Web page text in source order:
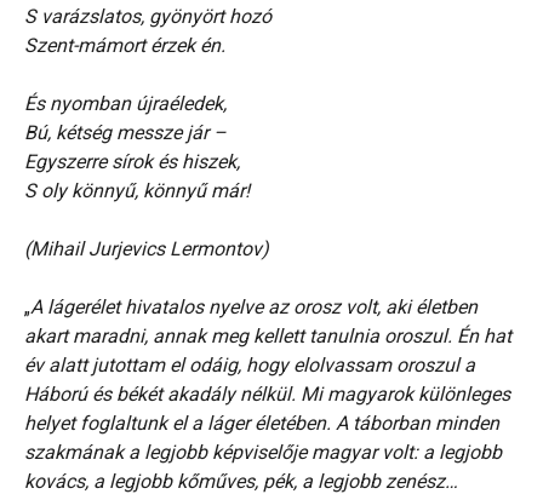
S varázslatos, gyönyört hozó
Szent-mámort érzek én.
És nyomban újraéledek,
Bú, kétség messze jár –
Egyszerre sírok és hiszek,
S oly könnyű, könnyű már!
(Mihail Jurjevics Lermontov)
„A lágerélet hivatalos nyelve az orosz volt, aki életben
akart maradni, annak meg kellett tanulnia oroszul. Én hat
év alatt jutottam el odáig, hogy elolvassam oroszul a
Háború és békét akadály nélkül. Mi magyarok különleges
helyet foglaltunk el a láger életében. A táborban minden
szakmának a legjobb képviselője magyar volt: a legjobb
kovács, a legjobb kőműves, pék, a legjobb zenész…